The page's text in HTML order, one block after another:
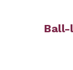
Ball-